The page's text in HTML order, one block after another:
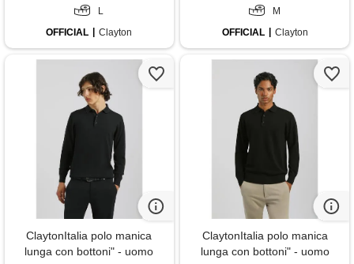
L
OFFICIAL
Clayton
M
OFFICIAL
Clayton
ClaytonItalia polo manica
lunga con bottoni" - uomo
ClaytonItalia polo manica
lunga con bottoni" - uomo